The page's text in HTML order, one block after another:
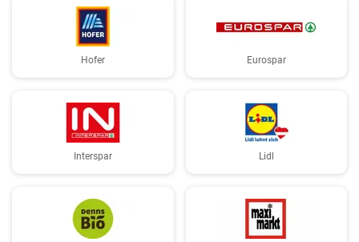
Hofer Eurospar
Interspar Lidl